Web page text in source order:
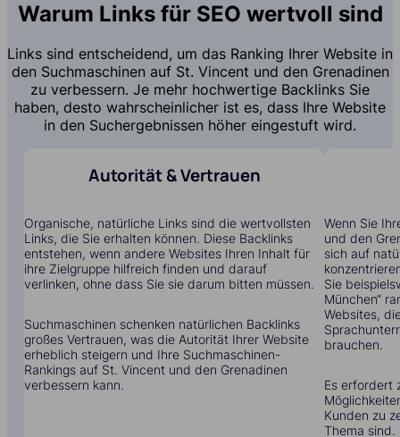
Warum Links für SEO wertvoll sind
Links sind entscheidend, um das Ranking Ihrer Website in
den Suchmaschinen auf St. Vincent und den Grenadinen
zu verbessern. Je mehr hochwertige Backlinks Sie
haben, desto wahrscheinlicher ist es, dass Ihre Website
in den Suchergebnissen höher eingestuft wird.
Autorität & Vertrauen
Organische, natürliche Links sind die wertvollsten
Links, die Sie erhalten können. Diese Backlinks
entstehen, wenn andere Websites Ihren Inhalt für
ihre Zielgruppe hilfreich finden und darauf
verlinken, ohne dass Sie sie darum bitten müssen.
Suchmaschinen schenken natürlichen Backlinks
großes Vertrauen, was die Autorität Ihrer Website
erheblich steigern und Ihre Suchmaschinen-
Rankings auf St. Vincent und den Grenadinen
verbessern kann.
Wenn Sie
und den
sich auf
Sie
München“
Websites,
brauchen.
Es erfordert
Kunden zu
Thema sind.